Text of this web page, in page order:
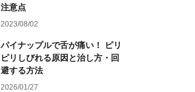
注意点
2023/08/02
パイナップルで舌が痛い！ ピリ
ピリしびれる原因と治し方・回
避する方法
2026/01/27